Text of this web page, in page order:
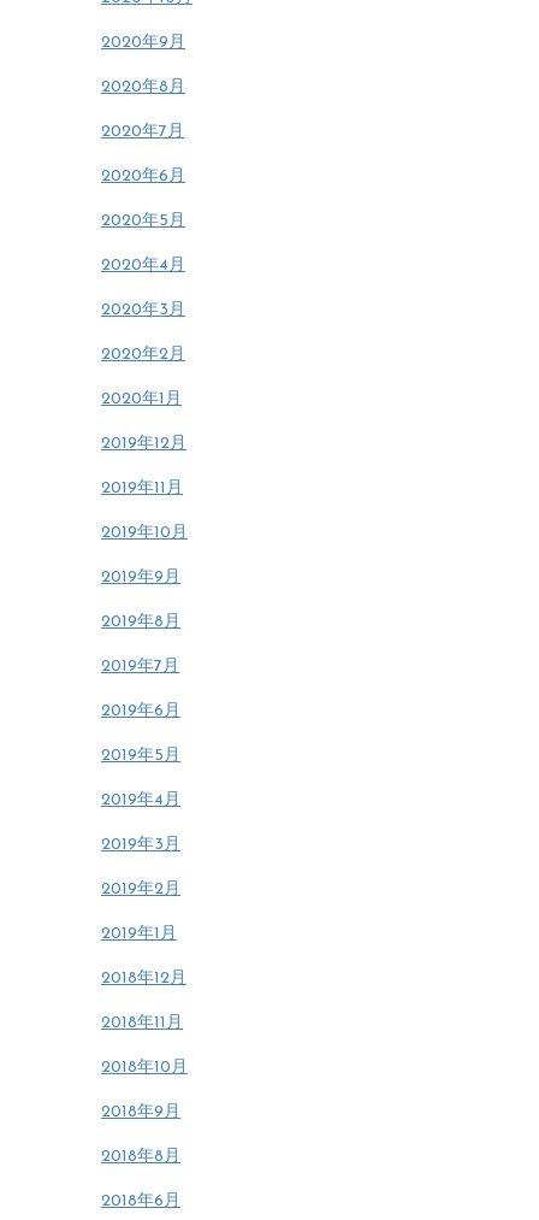
2020年9月
2020年8月
2020年7月
2020年6月
2020年5月
2020年4月
2020年3月
2020年2月
2020年1月
2019年12月
2019年11月
2019年10月
2019年9月
2019年8月
2019年7月
2019年6月
2019年5月
2019年4月
2019年3月
2019年2月
2019年1月
2018年12月
2018年11月
2018年10月
2018年9月
2018年8月
2018年6月